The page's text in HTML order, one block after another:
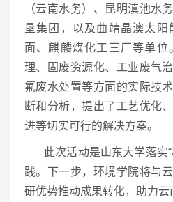
（云南水务）、昆明滇池水
垦集团，以及曲靖晶澳太
面、麒麟煤化工三厂等单位
理、固废资源化、工业废气
氟废水处置等方面的实际技
断和分析，提出了工艺优化
进等切实可行的解决方案。
此次活动是山东大学落实
践。下一步，环境学院将与
研优势推动成果转化，助力云